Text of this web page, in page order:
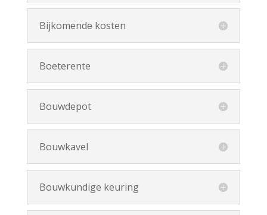
Bijkomende kosten
Boeterente
Bouwdepot
Bouwkavel
Bouwkundige keuring